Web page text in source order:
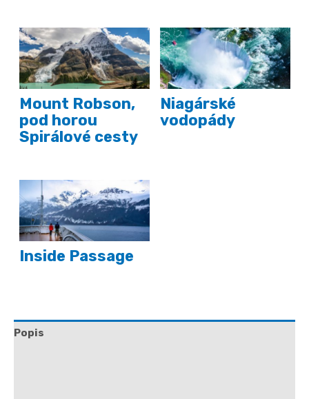
Mount Robson,
pod horou
Spirálové cesty
Niagárské
vodopády
Inside Passage
Popis